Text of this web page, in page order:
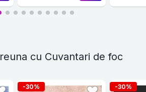
cu Cuvantari de foc
-30% -30%